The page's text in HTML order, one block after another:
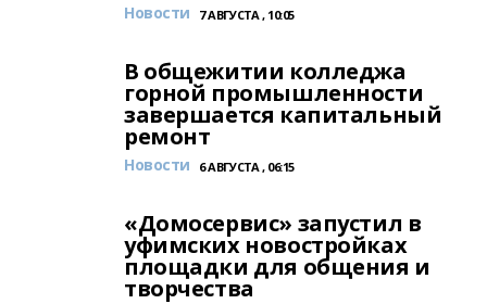
Новости 7 АВГУСТА , 10:05
В общежитии колледжа
горной промышленности
завершается капитальный
ремонт
Новости 6 АВГУСТА , 06:15
«Домосервис» запустил в
уфимских новостройках
площадки для общения и
творчества